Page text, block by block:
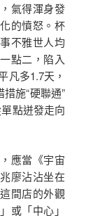
氣得渾身發
的憤怒。杯
不雅世人均
點二，陷入
凡多1.7天，
施“硬聯通”
點迸發走向
應當《宇宙
廖沾沾坐在
間店的外觀
或「中心」